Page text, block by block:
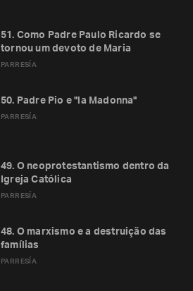
PARRESÍA
51. Como Padre Paulo Ricardo se
tornou um devoto de Maria
PARRESÍA
50. Padre Pio e "la Madonna"
PARRESÍA
49. O neoprotestantismo dentro da
Igreja Católica
PARRESÍA
48. O marxismo e a destruição das
famílias